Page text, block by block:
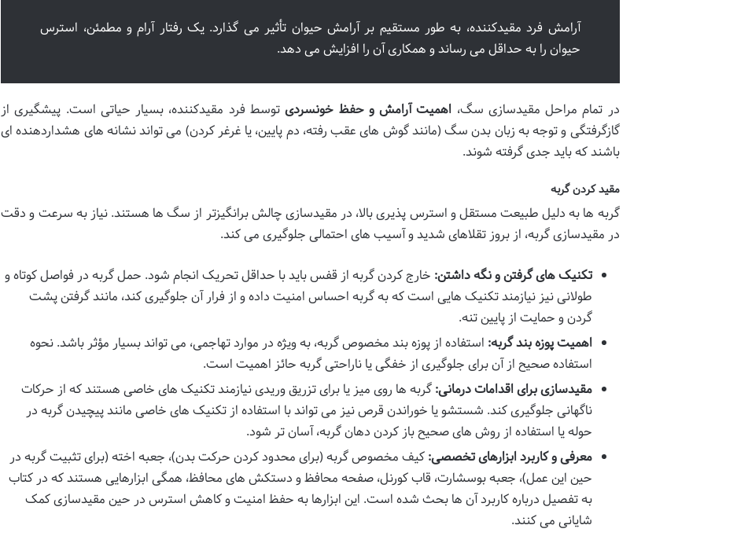
آرامش فرد مقیدکننده، به طور مستقیم بر آرامش حیوان تأثیر می گذارد. یک رفتار آرام و مطمئن، استرس
حیوان را به حداقل می رساند و همکاری آن را افزایش می دهد.
در تمام مراحل مقیدسازی سگ، اهمیت آرامش و حفظ خونسردیتوسط فرد مقیدکننده، بسیار حیاتی است. پیشگیری از
گازگرفتگی و توجه به زبان بدن سگ (مانند گوش های عقب رفته، دم پایین، یا غرغر کردن) می تواند نشانه های هشداردهنده ای
باشند که باید جدی گرفته شوند.
مقید کردن گربه
گربه ها به دلیل طبیعت مستقل و استرس پذیری بالا، در مقیدسازی چالش برانگیزتر از سگ ها هستند. نیاز به سرعت و دقت
در مقیدسازی گربه، از بروز تقلاهای شدید و آسیب های احتمالی جلوگیری می کند.
تکنیک های گرفتن و نگه داشتن: خارج کردن گربه از قفس باید با حداقل تحریک انجام شود. حمل گربه در فواصل کوتاه و
طولانی نیز نیازمند تکنیک هایی است که به گربه احساس امنیت داده و از فرار آن جلوگیری کند، مانند گرفتن پشت
گردن و حمایت از پایین تنه.
اهمیت پوزه بند گربه: استفاده از پوزه بند مخصوص گربه، به ویژه در موارد تهاجمی، می تواند بسیار مؤثر باشد. نحوه
استفاده صحیح از آن برای جلوگیری از خفگی یا ناراحتی گربه حائز اهمیت است.
مقیدسازی برای اقدامات درمانی: گربه ها روی میز یا برای تزریق وریدی نیازمند تکنیک های خاصی هستند که از حرکات
ناگهانی جلوگیری کند. شستشو یا خوراندن قرص نیز می تواند با استفاده از تکنیک های خاصی مانند پیچیدن گربه در
حوله یا استفاده از روش های صحیح باز کردن دهان گربه، آسان تر شود.
معرفی و کاربرد ابزارهای تخصصی: کیف مخصوص گربه (برای محدود کردن حرکت بدن)، جعبه اخته (برای تثبیت گربه در
حین این عمل)، جعبه بوسشارت، قاب کورنل، صفحه محافظ و دستکش های محافظ، همگی ابزارهایی هستند که در کتاب
به تفصیل درباره کاربرد آن ها بحث شده است. این ابزارها به حفظ امنیت و کاهش استرس در حین مقیدسازی کمک
شایانی می کنند.